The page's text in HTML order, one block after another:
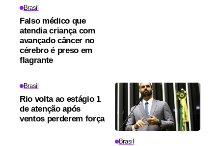
Brasil
Falso médico que
atendia criança com
avançado câncer no
cérebro é preso em
flagrante
Brasil
Rio volta ao estágio 1
de atenção após
ventos perderem força
Brasil